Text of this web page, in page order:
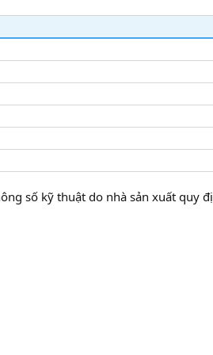
số kỹ thuật do nhà sản xuất quy